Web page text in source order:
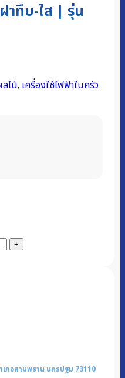
าทึบ-ใส | รุ่น
ไม้, เครื่องใช้ไฟฟ้าในครัว
เภอสามพราน นครปฐม 73110